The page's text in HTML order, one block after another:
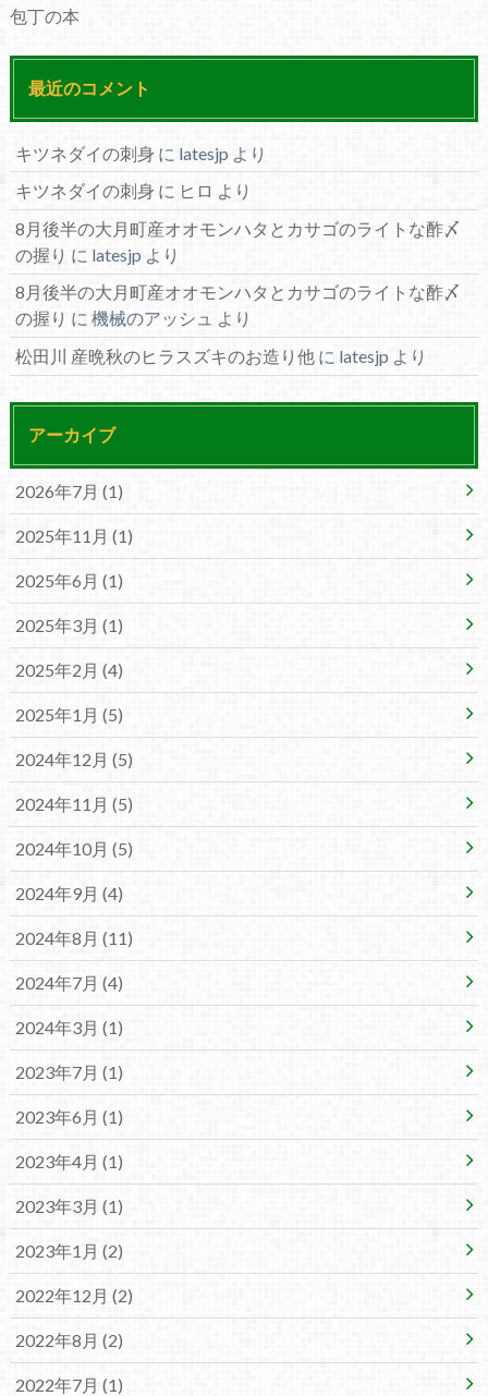
包丁の本
最近のコメント
キツネダイの刺身 に latesjp より
キツネダイの刺身 に ヒロ より
8月後半の大月町産オオモンハタとカサゴのライトな酢〆
の握り に latesjp より
8月後半の大月町産オオモンハタとカサゴのライトな酢〆
の握り に 機械のアッシュ より
松田川 産晩秋のヒラスズキのお造り他に latesjp より
アーカイブ
2026年7月 (1)
2025年11月 (1)
2025年6月 (1)
2025年3月 (1)
2025年2月 (4)
2025年1月 (5)
2024年12月 (5)
2024年11月 (5)
2024年10月 (5)
2024年9月 (4)
2024年8月 (11)
2024年7月 (4)
2024年3月 (1)
2023年7月 (1)
2023年6月 (1)
2023年4月 (1)
2023年3月 (1)
2023年1月 (2)
2022年12月 (2)
2022年8月 (2)
2022年7月 (1)